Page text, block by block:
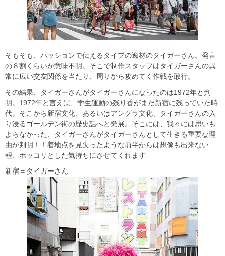
そもそも、パッションで伝えるタイプの逸材のタイガーさん。発言
の８割くらいが意味不明。そこで制作スタッフはタイガーさんの異
常に広い交友関係を当たり、周りから攻めてく作戦を敢行。
その結果、タイガーさんがタイガーさんになったのは1972年と判
明。1972年と言えば、学生運動の残り香がまだ新宿に残っていた時
代。そこから新宿文化、あるいはアングラ文化、タイガーさんの入
り浸るゴールデン街の歴史話へと発展。そこには、我々には思いも
よらなかった、タイガーさんがタイガーさんとして生きる重要な理
由が判明！！着地点を見失ったような前半からは想像も出来ない
程、ホッコリとした気持ちにさせてくれます
新宿＝タイガーさん